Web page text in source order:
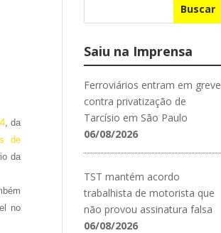
, da
de
da
no
Buscar
Saiu na Imprensa
Ferroviários entram em greve
contra privatização de
Tarcísio em São Paulo
06/08/2026
TST mantém acordo
trabalhista de motorista que
não provou assinatura falsa
06/08/2026